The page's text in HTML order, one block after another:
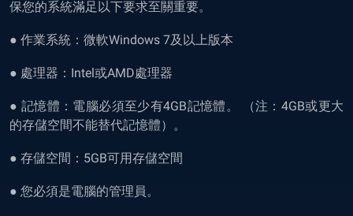
保您的系統滿足以下要求至關重要。
● 作業系統：微軟Windows 7及以上版本
● 處理器：Intel或AMD處理器
● 記憶體：電腦必須至少有4GB記憶體。 （注：4GB或更大
的存儲空間不能替代記憶體）。
● 存儲空間：5GB可用存儲空間
● 您必須是電腦的管理員。